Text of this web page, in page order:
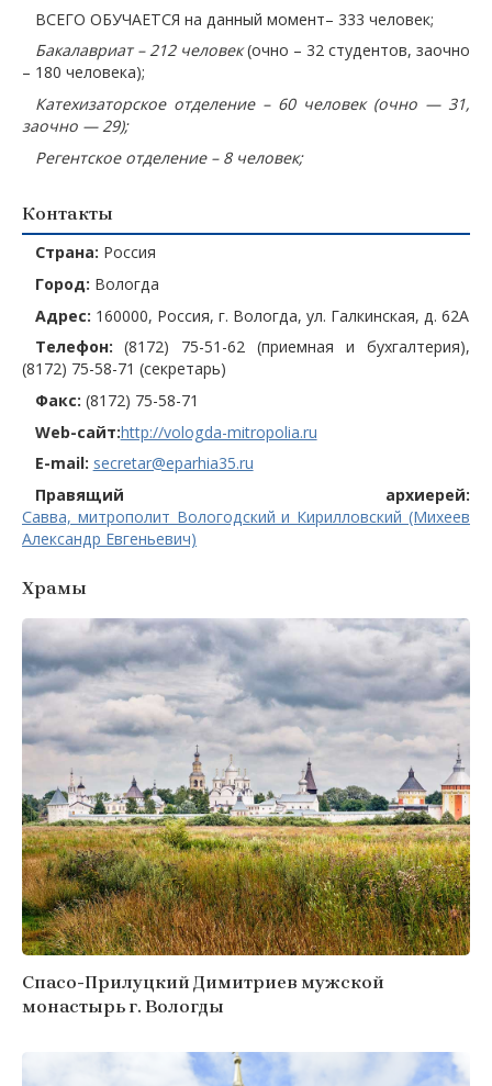
ВСЕГО ОБУЧАЕТСЯ на данный момент– 333 человек;
Бакалавриат – 212 человек(очно – 32 студентов, заочно
– 180 человека);
Катехизаторское отделение – 60 человек (очно — 31,
заочно — 29);
Регентское отделение – 8 человек;
Контакты
Страна: Россия
Город: Вологда
Адрес: 160000, Россия, г. Вологда, ул. Галкинская, д. 62А
Телефон:(8172) 75-51-62 (приемная и бухгалтерия),
(8172) 75-58-71 (секретарь)
Факс: (8172) 75-58-71
Web-сайт:http://vologda-mitropolia.ru
E-mail: secretar@eparhia35.ru
Правящий архиерей:
Савва, митрополит Вологодский и Кирилловский (Михеев
Александр Евгеньевич)
Храмы
Спасо-Прилуцкий Димитриев мужской
монастырь г. Вологды